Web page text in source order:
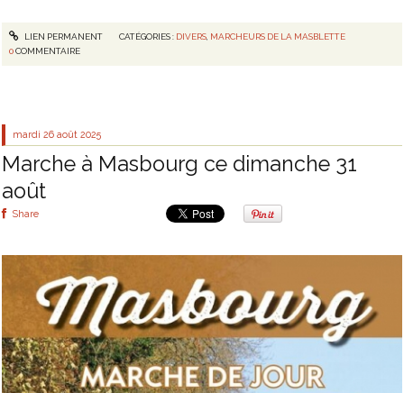
LIEN PERMANENT CATÉGORIES : DIVERS, MARCHEURS DE LA MASBLETTE
0COMMENTAIRE
mardi 26 août 2025
Marche à Masbourg ce dimanche 31
août
Share